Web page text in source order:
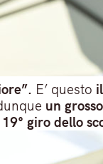
E’ questo
un
giro dello